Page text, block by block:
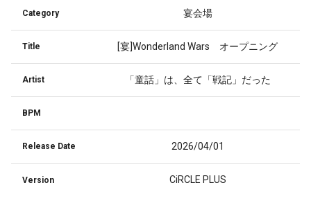
Category 宴会場
Title [宴]Wonderland Wars オープニング
Artist 「童話」は、全て「戦記」だった
BPM
Release Date 2026/04/01
Version CiRCLE PLUS